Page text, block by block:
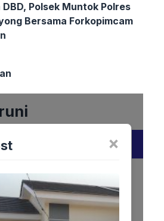
Polsek Muntok Polres
Bersama Forkopimcam